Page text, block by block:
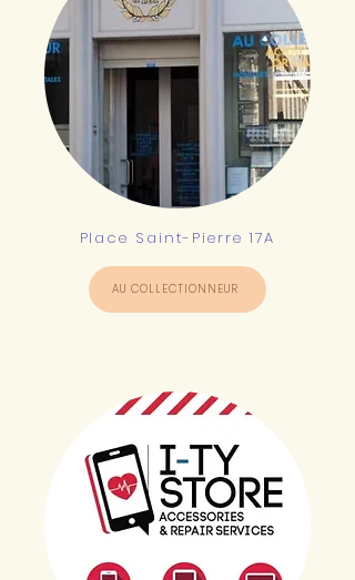
Place Saint-Pierre 17A
AU COLLECTIONNEUR